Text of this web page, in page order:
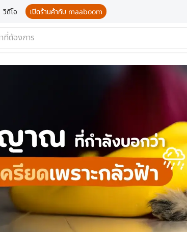
วิดีโอ เปิดร้านค้ากับ maaboom